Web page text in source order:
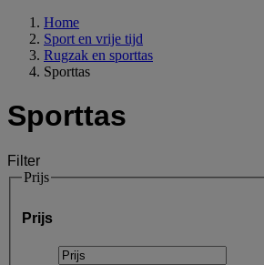
Home
Sport en vrije tijd
Rugzak en sporttas
Sporttas
Sporttas
Filter
Prijs
Prijs